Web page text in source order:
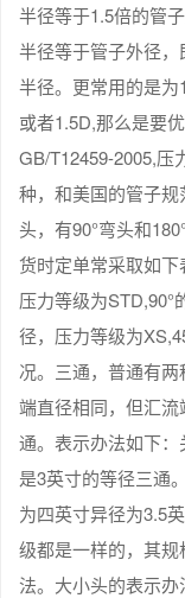
半径等于1.5倍的管
半径等于管子外径
半径。更常用的是
或者1.5D,那么是要
GB/T12459-2005,压
种，和美国的管子
头，有90°弯头和
货时定单常采取如下
压力等级为STD,90°
径，压力等级为
况。三通，普通有
端直径相同，但汇
通。表示办法如下：
是3英寸的等径三通
为四英寸异径为3.5
级都是一样的，其
法。大小头的表示办